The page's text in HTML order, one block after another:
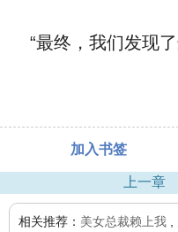
“最终，我们发现了
加入书签
上一章
相关推荐： 美女总裁赖上我